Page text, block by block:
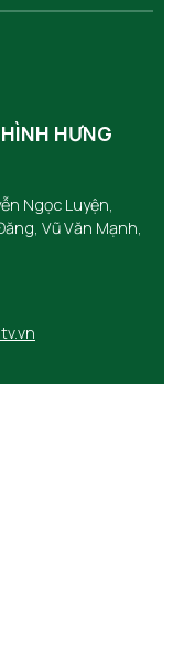
HƯNG
Ngọc Luyện,
Vũ Văn Mạnh,